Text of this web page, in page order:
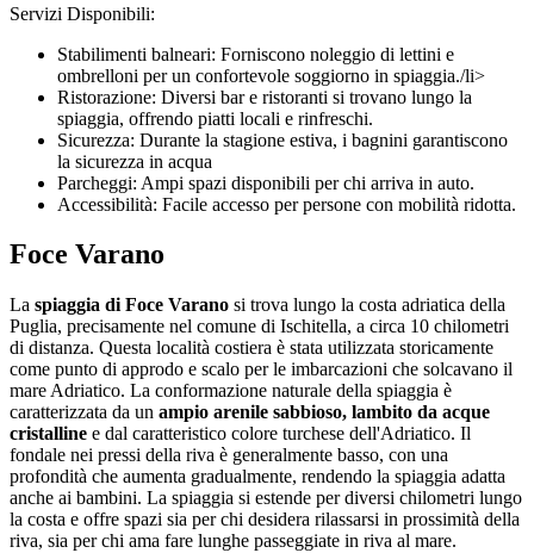
Servizi Disponibili:
Stabilimenti balneari: Forniscono noleggio di lettini e
ombrelloni per un confortevole soggiorno in spiaggia./li>
Ristorazione: Diversi bar e ristoranti si trovano lungo la
spiaggia, offrendo piatti locali e rinfreschi.
Sicurezza: Durante la stagione estiva, i bagnini garantiscono
la sicurezza in acqua
Parcheggi: Ampi spazi disponibili per chi arriva in auto.
Accessibilità: Facile accesso per persone con mobilità ridotta.
Foce Varano
La spiaggia di Foce Varano si trova lungo la costa adriatica della
Puglia, precisamente nel comune di Ischitella, a circa 10 chilometri
di distanza. Questa località costiera è stata utilizzata storicamente
come punto di approdo e scalo per le imbarcazioni che solcavano il
mare Adriatico. La conformazione naturale della spiaggia è
caratterizzata da un ampio arenile sabbioso, lambito da acque
cristalline e dal caratteristico colore turchese dell'Adriatico. Il
fondale nei pressi della riva è generalmente basso, con una
profondità che aumenta gradualmente, rendendo la spiaggia adatta
anche ai bambini. La spiaggia si estende per diversi chilometri lungo
la costa e offre spazi sia per chi desidera rilassarsi in prossimità della
riva, sia per chi ama fare lunghe passeggiate in riva al mare.